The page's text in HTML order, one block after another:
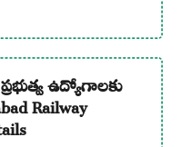
ఉద్యోగాలకు
Railway